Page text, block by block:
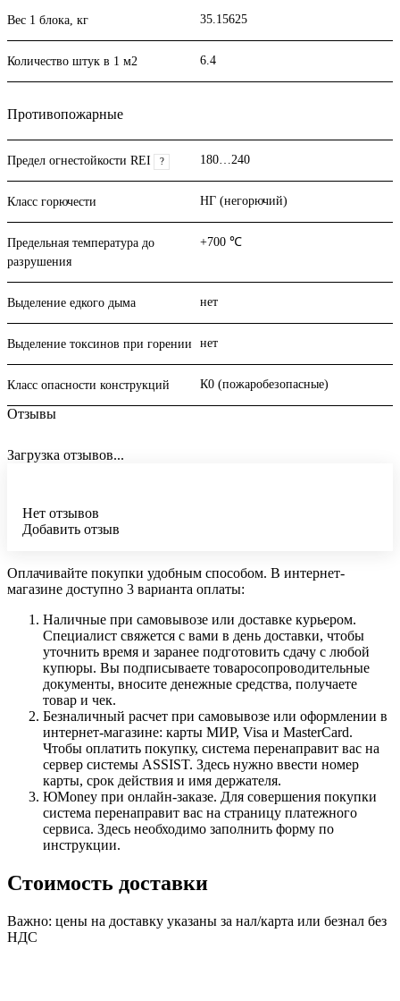
Вес 1 блока, кг 35.15625
Количество штук в 1 м2 6.4
Противопожарные
Предел огнестойкости REI ? 180…240
Класс горючести НГ (негорючий)
Предельная температура до
разрушения
+700 ℃
Выделение едкого дыма нет
Выделение токсинов при горении нет
Класс опасности конструкций К0 (пожаробезопасные)
Отзывы
Загрузка отзывов...
Нет отзывов
Добавить отзыв
Оплачивайте покупки удобным способом. В интернет-
магазине доступно 3 варианта оплаты:
Наличные при самовывозе или доставке курьером.
Специалист свяжется с вами в день доставки, чтобы
уточнить время и заранее подготовить сдачу с любой
купюры. Вы подписываете товаросопроводительные
документы, вносите денежные средства, получаете
товар и чек.
Безналичный расчет при самовывозе или оформлении в
интернет-магазине: карты МИР, Visa и MasterCard.
Чтобы оплатить покупку, система перенаправит вас на
сервер системы ASSIST. Здесь нужно ввести номер
карты, срок действия и имя держателя.
ЮMoney при онлайн-заказе. Для совершения покупки
система перенаправит вас на страницу платежного
сервиса. Здесь необходимо заполнить форму по
инструкции.
Стоимость доставки
Важно: цены на доставку указаны за нал/карта или безнал без
НДС